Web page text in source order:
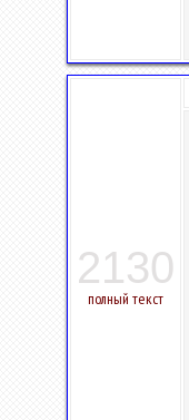
2130
полный текст